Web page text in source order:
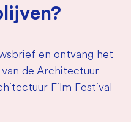
en ontvang het
van de Architectuur
Film Festival